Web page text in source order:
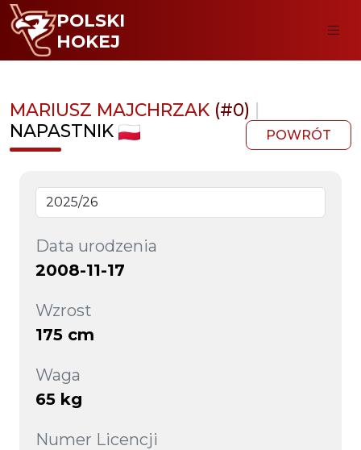
POLSKI
HOKEJ
MARIUSZ MAJCHRZAK (#0) |
NAPASTNIK
POWRÓT
Data urodzenia
2008-11-17
Wzrost
175 cm
Waga
65 kg
Numer Licencji